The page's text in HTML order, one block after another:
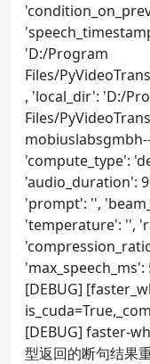
'D:/Program
Files/
, 'local_dir': 'D:/
Files/
'compute_type':
'audio_duration':
'prompt': '',
'temperature': '',
[DEBUG]
[DEBUG] faster-
型返回的断句结果